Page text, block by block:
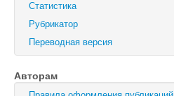
Физика твердого тела
Поиск
Статистика
Рубрикатор
Переводная версия
Авторам